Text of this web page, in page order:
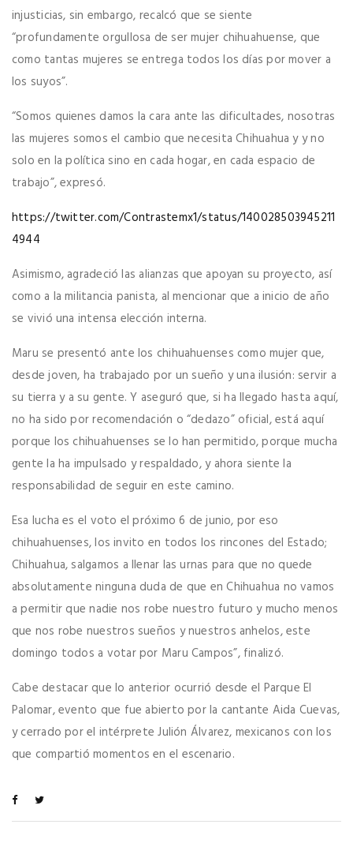
injusticias, sin embargo, recalcó que se siente
“profundamente orgullosa de ser mujer chihuahuense, que
como tantas mujeres se entrega todos los días por mover a
los suyos”.
“Somos quienes damos la cara ante las dificultades, nosotras
las mujeres somos el cambio que necesita Chihuahua y y no
solo en la política sino en cada hogar, en cada espacio de
trabajo”, expresó.
https://twitter.com/Contrastemx1/status/140028503945211
4944
Asimismo, agradeció las alianzas que apoyan su proyecto, así
como a la militancia panista, al mencionar que a inicio de año
se vivió una intensa elección interna.
Maru se presentó ante los chihuahuenses como mujer que,
desde joven, ha trabajado por un sueño y una ilusión: servir a
su tierra y a su gente. Y aseguró que, si ha llegado hasta aquí,
no ha sido por recomendación o “dedazo” oficial, está aquí
porque los chihuahuenses se lo han permitido, porque mucha
gente la ha impulsado y respaldado, y ahora siente la
responsabilidad de seguir en este camino.
Esa lucha es el voto el próximo 6 de junio, por eso
chihuahuenses, los invito en todos los rincones del Estado;
Chihuahua, salgamos a llenar las urnas para que no quede
absolutamente ninguna duda de que en Chihuahua no vamos
a permitir que nadie nos robe nuestro futuro y mucho menos
que nos robe nuestros sueños y nuestros anhelos, este
domingo todos a votar por Maru Campos”, finalizó.
Cabe destacar que lo anterior ocurrió desde el Parque El
Palomar, evento que fue abierto por la cantante Aida Cuevas,
y cerrado por el intérprete Julión Álvarez, mexicanos con los
que compartió momentos en el escenario.